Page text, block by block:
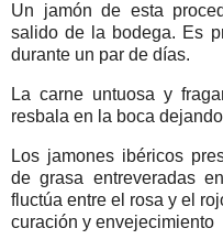
Un jamón de esta
salido de la bodega. Es
durante un par de días.
La carne untuosa y
resbala en la boca
Los jamones ibéricos
de grasa entreveradas
fluctúa entre el rosa y el
curación y envejecimiento